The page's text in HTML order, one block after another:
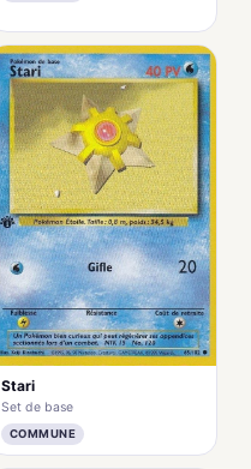
Stari
Set de base
COMMUNE